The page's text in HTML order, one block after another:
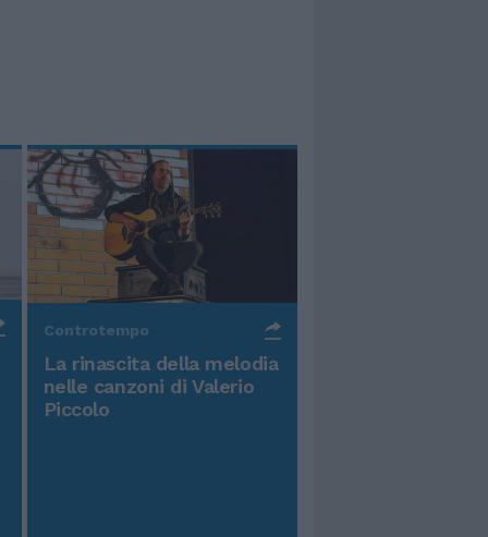
Controtempo
La rinascita della melodia
nelle canzoni di Valerio
Piccolo